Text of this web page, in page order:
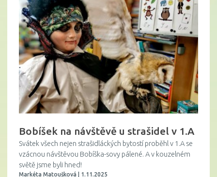
Bobíšek na návštěvě u strašidel v 1.A
Svátek všech nejen strašidláckých bytostí proběhl v 1.A se
vzácnou návštěvou Bobíška-sovy pálené. A v kouzelném
světě jsme byli hned!
Markéta Matoušková | 1.11.2025